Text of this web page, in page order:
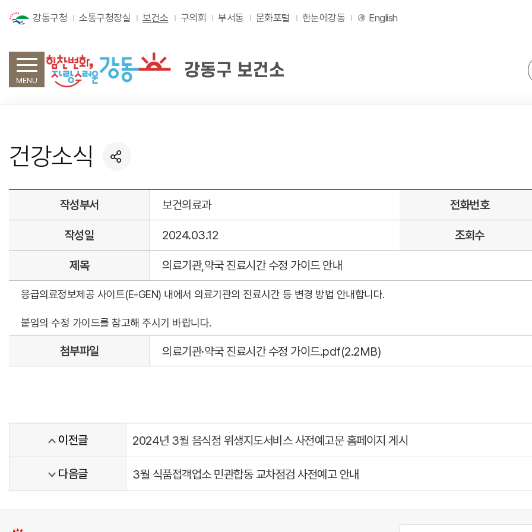
강동구청 소통구청장실 보건소 구의회 부서동 문화포털 한눈에강동 English
MENU
건강소식
작성부서 보건의료과 전화번호
작성일 2024.03.12 조회수
제목 의료기관,약국 진료시간 수정 가이드 안내
응급의료정보제공 사이트(E-GEN) 내에서 의료기관의 진료시간 등 변경 방법 안내합니다.
붙임의 수정 가이드를 참고해 주시기 바랍니다.
첨부파일 의료기관·약국 진료시간 수정 가이드.pdf(2.2MB)
이전글 2024년 3월 음식점 위생지도서비스 사전예고문 홈페이지 게시
다음글 3월 식품접객업소 민관합동 교차점검 사전예고 안내